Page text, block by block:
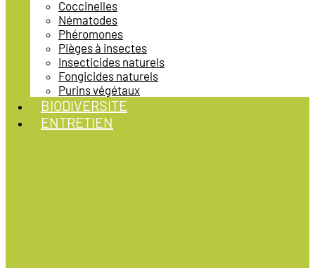
Coccinelles
Nématodes
Phéromones
Pièges à insectes
Insecticides naturels
Fongicides naturels
Purins végétaux
BIODIVERSITE
ENTRETIEN